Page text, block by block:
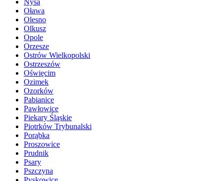
Oława
Olesno
Olkusz
Opole
Orzesze
Ostrów Wielkopolski
Ostrzeszów
Oświęcim
Ozimek
Ozorków
Pabianice
Pawłowice
Piekary Śląskie
Piotrków Trybunalski
Porąbka
Proszowice
Prudnik
Psary
Pszczyna